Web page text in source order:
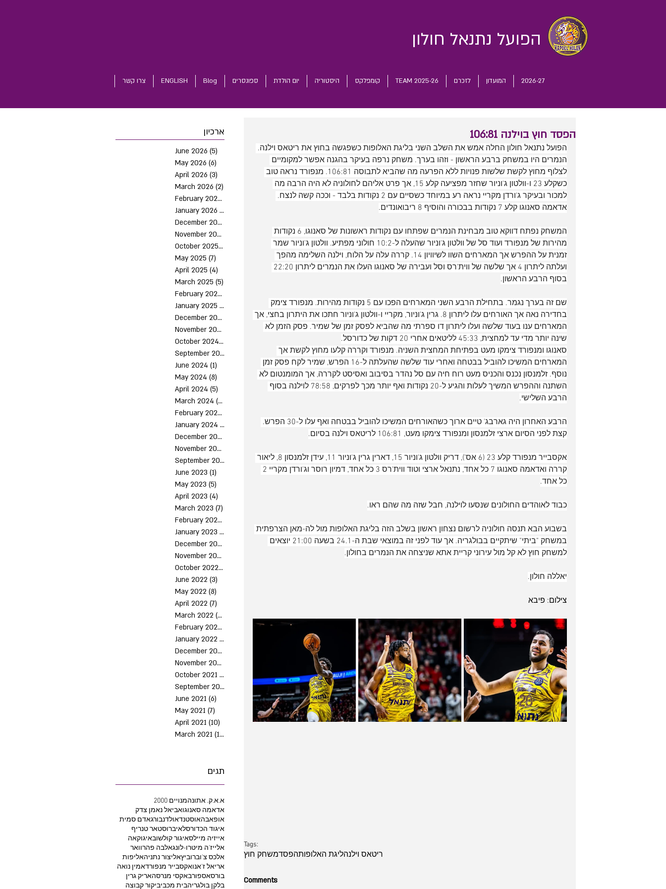
הפועל נתנאל חולון
2026-27 המועדון לזכרם TEAM 2025-26 קומפלקס היסטוריה יום הולדת ספונסרים Blog
ENGLISH צרו קשר
ארכיון
June 2026 (5)
May 2026 (6)
April 2026 (3)
March 2026 (2)
February 2026
January 2026 (5)
December 2025
November 2025
October 2025(6)
May 2025 (7)
April 2025 (4)
March 2025 (5)
February 2025
January 2025 (7)
December 2024
7 posts
November 2024
October 2024(6)
September 2024
June 2024 (1)
May 2024 (8)
April 2024 (5)
March 2024 (10)
February 2024
January 2024 (9)
December 2023
November 2023
September 2023
2 posts
June 2023 (1)
May 2023 (5)
April 2023 (4)
March 2023 (7)
February 2023
January 2023 (7)
December 2022
November 2022
October 2022(7)
June 2022 (3)
May 2022 (8)
April 2022 (7)
March 2022 (10)
February 2022
January 2022 (6)
December 2021
November 2021
October 2021 (5)
September 2021
2 posts
June 2021 (6)
May 2021 (7)
April 2021 (10)
March 2021 (10)
תגים
2000 מנוייםא.א.ק. אתונה
אביאל נאמן צדקאדאמה סאנוגו
אדם סמיתאולדנבורגאוסטנדאופאבה
איברוסטאר טנריףאיגוד הכדורסל
איגוקאהאיגור קולשובאייזיה מיילס
אלבה פהרוואראלייז'ה מיטרו-לונג
אליפותאליצור נתניהאלכס צ'וברוביץ
אמין נואהאקסבייר מנפורדאריאל ז'אנו
אריק גריןבאקסי מנרסהבורסאספור
ביקור קבוצהבית מכביבלקן בולגריה
הפסד חוץ בוילנה 106:81
הפועל נתנאל חולון החלה אמש את השלב השני בליגת האלופות כשפגשה בחוץ את ריטאס וילנה.
הנמרים היו במשחק ברבע הראשון - וזהו בערך. משחק נרפה בעיקר בהגנה אפשר למקומיים
לצלוף מחוץ לקשת שלשות פנויות ללא הפרעה מה שהביא לתבוסה 106:81. מנפורד נראה טוב
כשקלע 23 ו-וולטון ג'וניור שחזר מפציעה קלע 15, אך פרט אליהם לחולוניה לא היה הרבה מה
למכור ובעיקר ג'ורדן מקריי נראה רע במיוחד כשסיים עם 2 נקודות בלבד - וככה קשה לנצח.
אדאמה סאנוגו קלע 7 נקודות בבכורה והוסיף 8 ריבואונדים.
המשחק נפתח דווקא טוב מבחינת הנמרים שפתחו עם נקודות ראשונות של סאנוגו, 6 נקודות
מהירות של מנפורד ועוד סל של וולטון ג'וניור שהעלה ל-10:2 חולוני מפתיע. וולטון ג'וניור שמר
זמנית על ההפרש אך המארחים השוו לשיוויון 14. קררה עלה על הלוח, וילנה השלימה מהפך
בסוף הרבע הראשון.
שם זה בערך נגמר. בתחילת הרבע השני המארחים הפכו עם 5 נקודות מהירות. מנפורד צימק
בחדירה נאה אך האורחים עלו ליתרון 8. גרין ג'וניור, מקריי ו-וולטון ג'וניור חתכו את היתרון בחצי, אך
המארחים ענו בעוד שלשה ועלו ליתרון דו ספרתי מה שהביא לפסק זמן של שמיר. פסק הזמן לא
שינה יותר מדי עד למחצית, 45:33 לליטאים אחרי 20 דקות של כדורסל.
סאנוגו ומנפורד צימקו מעט בפתיחת המחצית השניה. מנפורד וקררה קלעו מחוץ לקשת אך
המארחים המשיכו להוביל בבטחה ואחרי עוד שלשה שהעלתה ל-16 הפרש, שמיר לקח פסק זמן
נוסף. זלמנסון נכנס והכניס מעט רוח חיה עם סל נהדר בסיבוב ואסיסט לקררה, אך המומנטום לא
השתנה וההפרש המשיך לעלות והגיע ל-20 נקודות ואף יותר מכך לפרקים, 78:58 לוילנה בסוף
הרבע השלישי.
הרבע האחרון היה גארבג' טיים ארוך כשהאורחים המשיכו להוביל בבטחה ואף עלו ל-30 הפרש.
קצת לפני הסיום ארצי זלמנסון ומנפורד צימקו מעט, 106:81 לריטאס וילנה בסיום.
אקסבייר מנפורד קלע 23 (6 אס'), דריק וולטון ג'וניור 15, דארין גרין ג'וניור 11, עידן זלמנסון 8, ליאור
כל אחד.
כבוד לאוהדים החולונים שנסעו לוילנה, חבל שזה מה שהם ראו.
בשבוע הבא תנסה חולוניה לרשום נצחון ראשון בשלב הזה בליגת האלופות מול לה-מאן הצרפתית
במשחק "ביתי" שיתקיים בבולגריה. אך עוד לפני זה במוצאי שבת ה-24.1 בשעה 21:00 יוצאים
למשחק חוץ לא קל מול עירוני קריית אתא שניצחה את הנמרים בחולון.
יאללה חולון.
צילום: פיבא
Tags:
משחק חוץהפסדליגת האלופותריטאס וילנה
Comments